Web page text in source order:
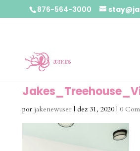
876-564-3000
por jakenewuser| dez 31, 2020| 0